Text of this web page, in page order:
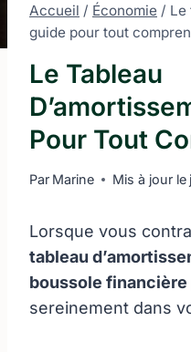
Accueil / Économie / Le
guide pour tout
Le Tableau
Pour Tout
Par Marine Mis à jour le
Lorsque vous
tableau
boussole financière
sereinement dans